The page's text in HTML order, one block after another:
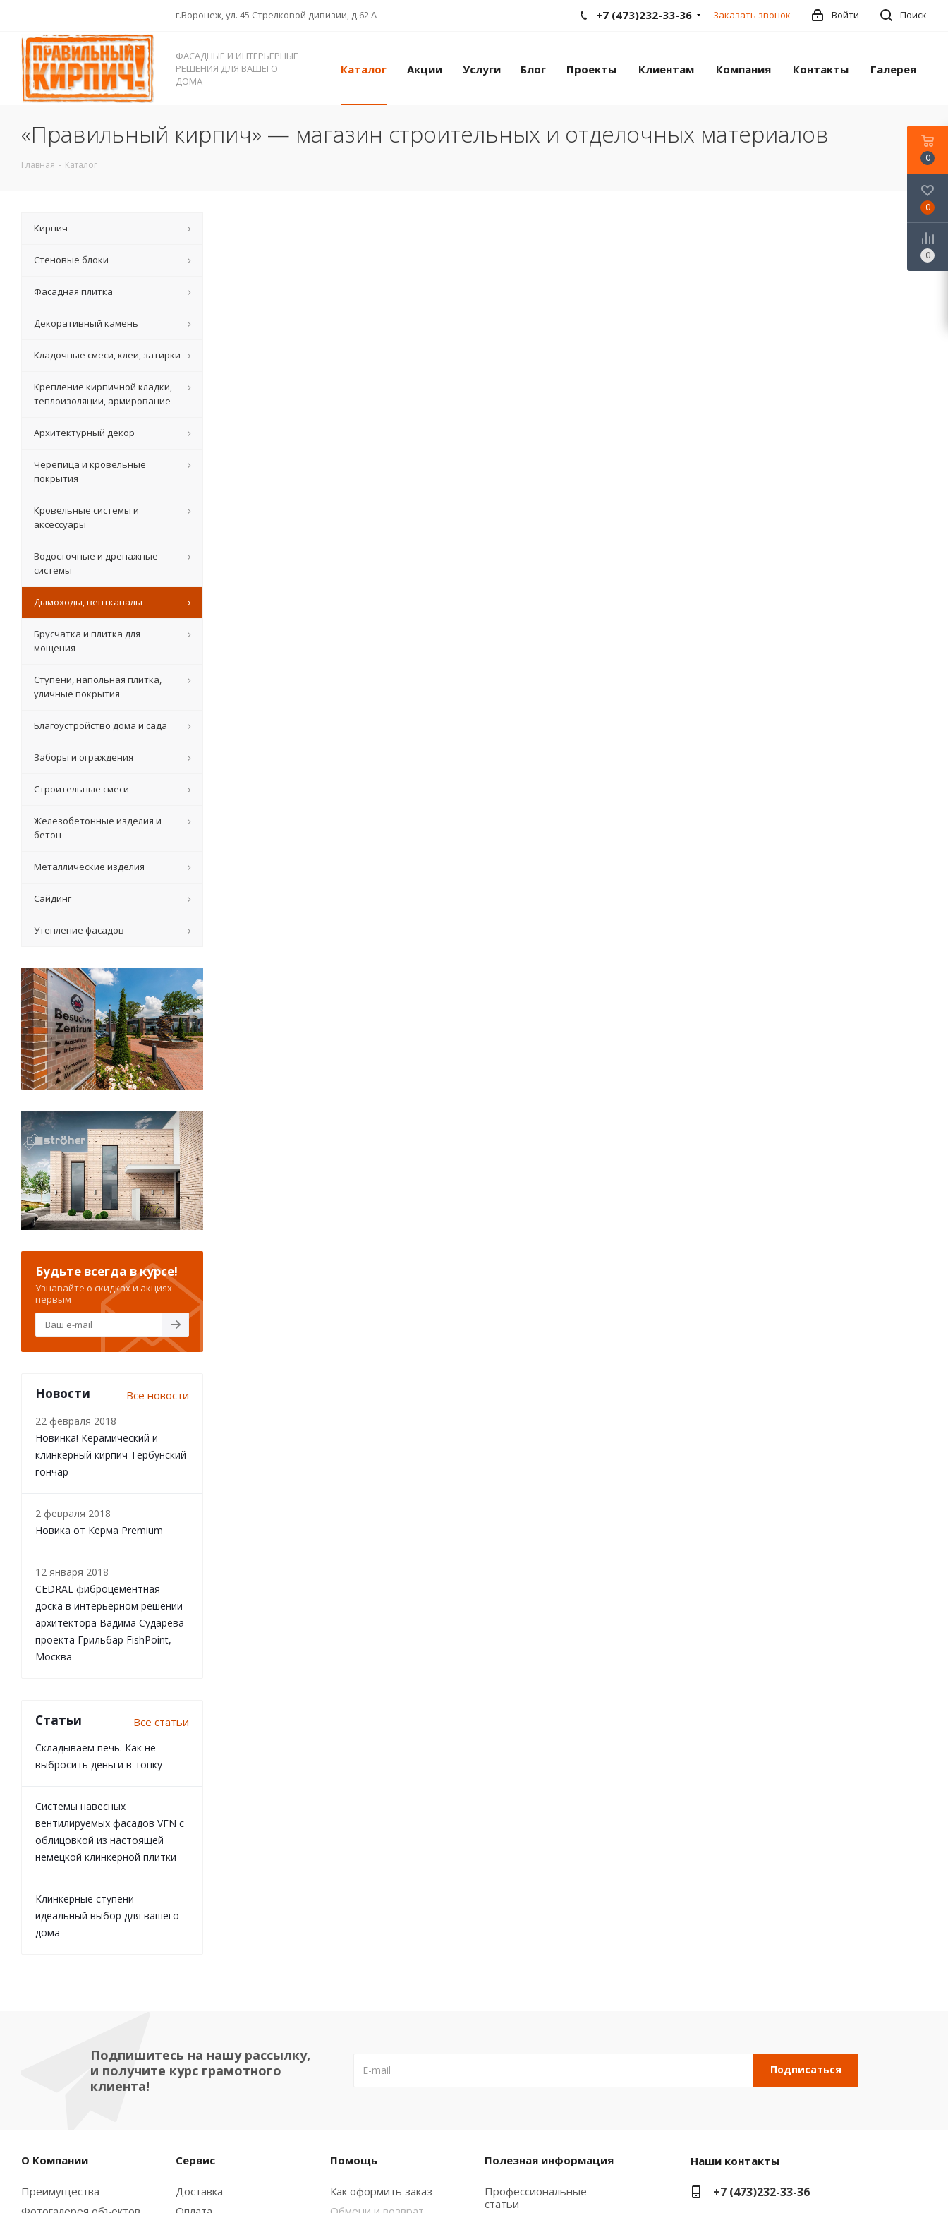
г.Воронеж, ул. 45 Стрелковой дивизии, д.62 А Поиск
Войти
+7 (473)232-33-36 Заказать звонок
ФАСАДНЫЕ И ИНТЕРЬЕРНЫЕ
РЕШЕНИЯ ДЛЯ ВАШЕГО
ДОМА
Каталог Акции Услуги Блог Проекты Клиентам Компания Контакты Галерея
«Правильный кирпич» — магазин строительных и отделочных материалов
Главная - Каталог
Кирпич
Стеновые блоки
Фасадная плитка
Декоративный камень
Кладочные смеси, клеи, затирки
Крепление кирпичной кладки,
теплоизоляции, армирование
Архитектурный декор
Черепица и кровельные
покрытия
Кровельные системы и
аксессуары
Водосточные и дренажные
системы
Дымоходы, вентканалы
Брусчатка и плитка для
мощения
Ступени, напольная плитка,
уличные покрытия
Благоустройство дома и сада
Заборы и ограждения
Строительные смеси
Железобетонные изделия и
бетон
Металлические изделия
Сайдинг
Утепление фасадов
Будьте всегда в курсе!
Узнавайте о скидках и акциях
первым
Новости Все новости
22 февраля 2018
Новинка! Керамический и
клинкерный кирпич Тербунский
гончар
2 февраля 2018
Новика от Керма Premium
12 января 2018
CEDRAL фиброцементная
доска в интерьерном решении
архитектора Вадима Сударева
проекта Грильбар FishPoint,
Москва
Статьи Все статьи
Складываем печь. Как не
выбросить деньги в топку
Системы навесных
вентилируемых фасадов VFN с
облицовкой из настоящей
немецкой клинкерной плитки
Клинкерные ступени –
идеальный выбор для вашего
дома
Подпишитесь на нашу рассылку,
и получите курс грамотного
клиента!
О Компании
Преимущества
Сервис
Доставка
Помощь
Как оформить заказ
Полезная информация
Профессиональные
статьи
Наши контакты
+7 (473)232-33-36
0
0
0